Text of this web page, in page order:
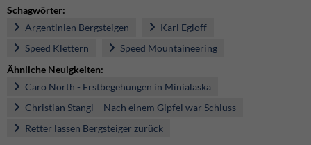
Schagwörter:
Argentinien Bergsteigen
Karl Egloff
Speed Klettern
Speed Mountaineering
Ähnliche Neuigkeiten:
Caro North - Erstbegehungen in Minialaska
Christian Stangl – Nach einem Gipfel war Schluss
Retter lassen Bergsteiger zurück